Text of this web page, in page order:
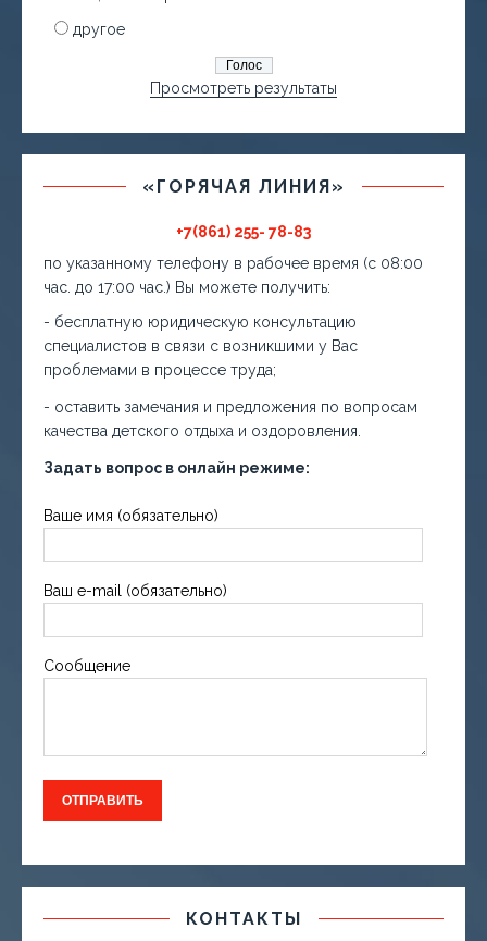
другое
Просмотреть результаты
«ГОРЯЧАЯ ЛИНИЯ»
+7(861) 255- 78-83
по указанному телефону в рабочее время (с 08:00
час. до 17:00 час.) Вы можете получить:
- бесплатную юридическую консультацию
специалистов в связи с возникшими у Вас
проблемами в процессе труда;
- оставить замечания и предложения по вопросам
качества детского отдыха и оздоровления.
Задать вопрос в онлайн режиме:
Ваше имя (обязательно)
Ваш e-mail (обязательно)
Сообщение
КОНТАКТЫ